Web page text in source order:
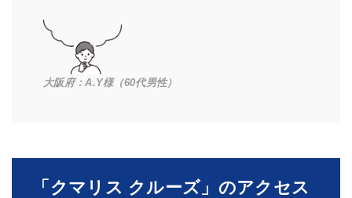
大阪府：A.Y様（60代男性）
「クマリス クルーズ」のアクセス